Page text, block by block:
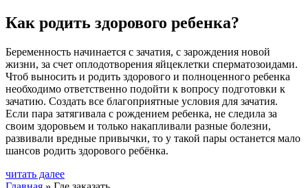
Как родить здорового ребенка?
Беременность начинается с зачатия, с зарождения новой
жизни, за счет оплодотворения яйцеклетки сперматозоидами.
Чтоб выносить и родить здорового и полноценного ребенка
необходимо ответственно подойти к вопросу подготовки к
зачатию. Создать все благоприятные условия для зачатия.
Если пара затягивала с рождением ребенка, не следила за
своим здоровьем и только накапливали разные болезни,
развивали вредные привычки, то у такой пары останется мало
шансов родить здорового ребёнка.
читать далее